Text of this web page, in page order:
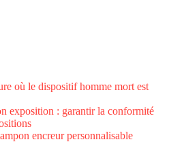
où le dispositif homme mort est
exposition : garantir la conformité
encreur personnalisable